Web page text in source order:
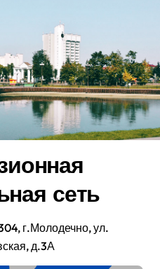
сеть
г.Молодечно, ул.
д.3А